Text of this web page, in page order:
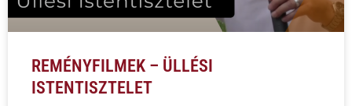
REMÉNYFILMEK – ÜLLÉSI
ISTENTISZTELET